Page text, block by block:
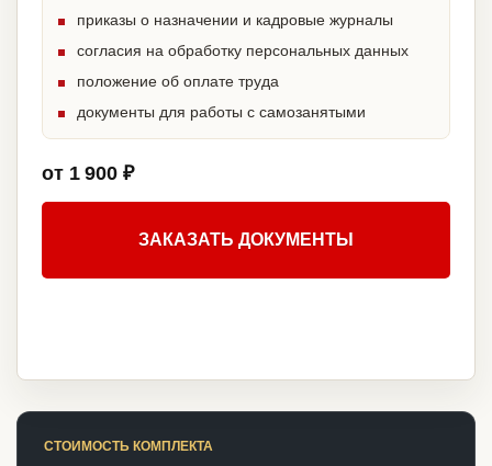
приказы о назначении и кадровые журналы
согласия на обработку персональных данных
положение об оплате труда
документы для работы с самозанятыми
от 1 900 ₽
ЗАКАЗАТЬ ДОКУМЕНТЫ
СТОИМОСТЬ КОМПЛЕКТА